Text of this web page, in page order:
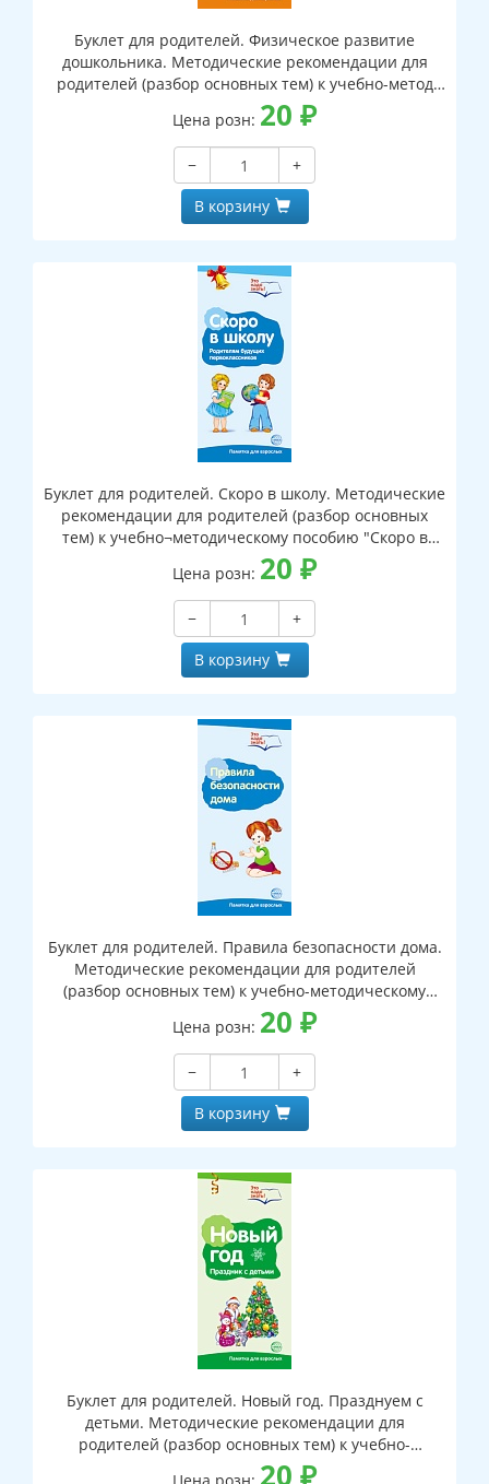
Буклет для родителей. Физическое развитие
дошкольника. Методические рекомендации для
родителей (разбор основных тем) к учебно-метод
ическому пособию "Физическое развитие
дошкольника"
Цена розн: 20 ₽
−
+
В корзину
Буклет для родителей. Скоро в школу. Методические
рекомендации для родителей (разбор основных
тем) к учебно¬методическому пособию "Скоро в
школу"
Цена розн: 20 ₽
−
+
В корзину
Буклет для родителей. Правила безопасности дома.
Методические рекомендации для родителей
(разбор основных тем) к учебно-методическому
пособию "Правила безопасности дома."
Цена розн: 20 ₽
−
+
В корзину
Буклет для родителей. Новый год. Празднуем с
детьми. Методические рекомендации для
родителей (разбор основных тем) к учебно-
методическому пособию "Новый год. Празднуем с
20 ₽